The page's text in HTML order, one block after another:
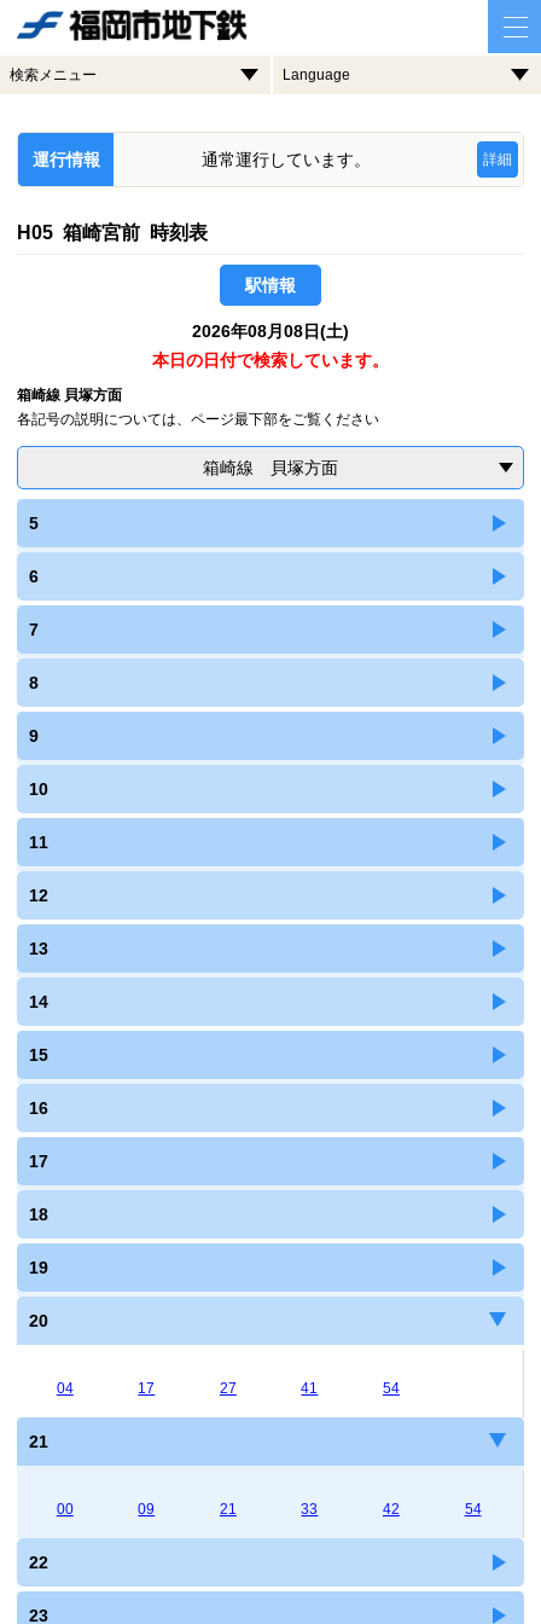
検索メニュー Language
運行情報 通常運行しています。 詳細
H05 箱崎宮前 時刻表
駅情報
2026年08月08日(土)
本日の日付で検索しています。
箱崎線 貝塚方面
各記号の説明については、ページ最下部をご覧ください
箱崎線 貝塚方面
5
6
7
8
9
10
11
12
13
14
15
16
17
18
19
20
04 17 27 41 54
21
00 09 21 33 42 54
22
23